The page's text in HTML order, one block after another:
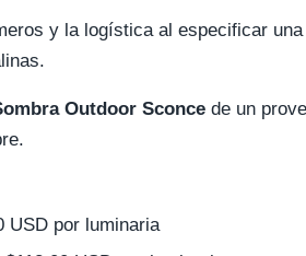
y la logística al especificar
Outdoor Sconce de un
USD por luminaria